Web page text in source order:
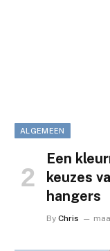
ALGEMEEN
Een
keuzes
hangers
By Chris